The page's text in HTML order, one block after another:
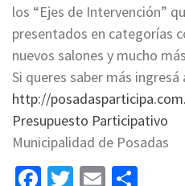
los “Ejes de Intervención”
presentados en categorías
nuevos salones y mucho
Si queres saber más ingresá
http://
Presupuesto Participativo
Municipalidad de Posadas
Facebook
Twitter
Email